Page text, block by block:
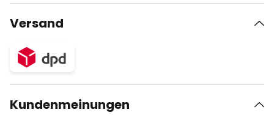
Versand
Kundenmeinungen